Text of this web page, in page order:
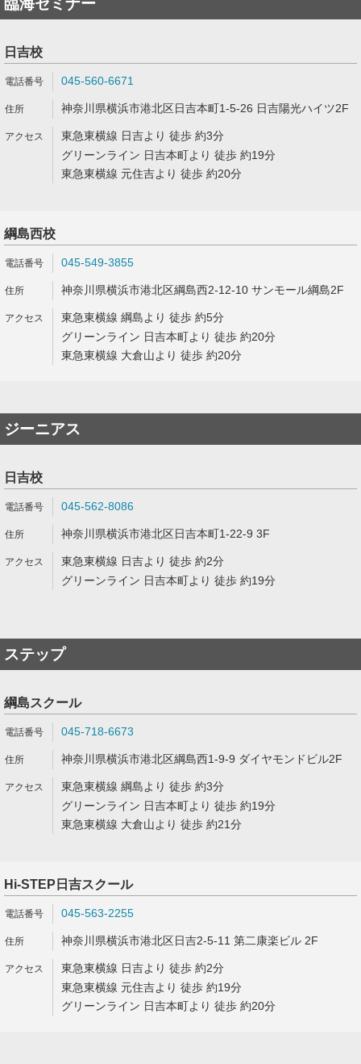
臨海セミナー
日吉校
045-560-6671
神奈川県横浜市港北区日吉本町1-5-26 日吉陽光ハイツ2F
東急東横線 日吉より 徒歩 約3分
グリーンライン 日吉本町より 徒歩 約19分
東急東横線 元住吉より 徒歩 約20分
綱島西校
045-549-3855
神奈川県横浜市港北区綱島西2-12-10 サンモール綱島2F
東急東横線 綱島より 徒歩 約5分
グリーンライン 日吉本町より 徒歩 約20分
東急東横線 大倉山より 徒歩 約20分
ジーニアス
日吉校
045-562-8086
神奈川県横浜市港北区日吉本町1-22-9 3F
東急東横線 日吉より 徒歩 約2分
グリーンライン 日吉本町より 徒歩 約19分
ステップ
綱島スクール
045-718-6673
神奈川県横浜市港北区綱島西1-9-9 ダイヤモンドビル2F
東急東横線 綱島より 徒歩 約3分
グリーンライン 日吉本町より 徒歩 約19分
東急東横線 大倉山より 徒歩 約21分
Hi-STEP日吉スクール
045-563-2255
神奈川県横浜市港北区日吉2-5-11 第二康楽ビル 2F
東急東横線 日吉より 徒歩 約2分
東急東横線 元住吉より 徒歩 約19分
グリーンライン 日吉本町より 徒歩 約20分